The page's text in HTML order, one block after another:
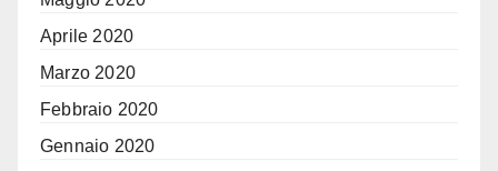
Aprile 2020
Marzo 2020
Febbraio 2020
Gennaio 2020